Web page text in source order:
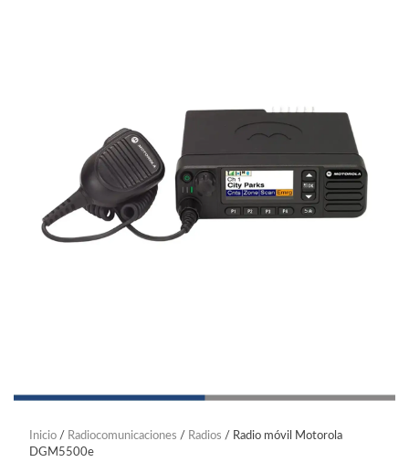
Inicio/ Radiocomunicaciones / Radios / Radio móvil Motorola
DGM5500e